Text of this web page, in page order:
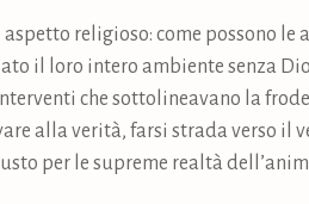
religioso: come possono
il loro intero ambiente senza
che sottolineavano la frode
alla verità, farsi strada verso il
per le supreme realtà